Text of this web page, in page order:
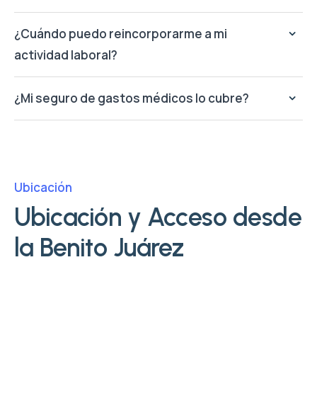
¿Cuándo puedo reincorporarme a mi
actividad laboral?
¿Mi seguro de gastos médicos lo cubre?
Ubicación
Ubicación y Acceso desde
la Benito Juárez